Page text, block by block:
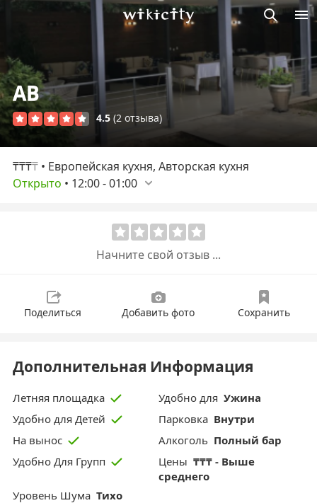
Викисити
AB
4.5 (2 отзыва)
₸₸₸₸ • Европейская кухня, Авторская кухня
Открыто • 12:00-01:00
Начните свой отзыв ...
Поделиться Добавить фото Сохранить
Дополнительная Информация
Летняя площадка Удобно для Ужина
Удобно для Детей
Парковка Внутри
На вынос
Aлкоголь Полный бар
Удобно Для Групп
Цены ₸₸₸ - Выше
среднего
Уровень Шума Тихо